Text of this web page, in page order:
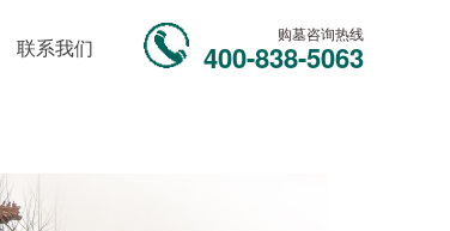
联系我们
购墓咨询热线
400-838-5063